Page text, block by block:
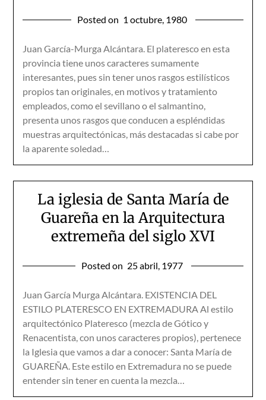
Posted on 1 octubre, 1980
Juan García-Murga Alcántara. El plateresco en esta
provincia tiene unos caracteres sumamente
interesantes, pues sin tener unos rasgos estilísticos
propios tan originales, en motivos y tratamiento
empleados, como el sevillano o el salmantino,
presenta unos rasgos que conducen a espléndidas
muestras arquitectónicas, más destacadas si cabe por
la aparente soledad…
La iglesia de Santa María de
Guareña en la Arquitectura
extremeña del siglo XVI
Posted on 25 abril, 1977
Juan García Murga Alcántara. EXISTENCIA DEL
ESTILO PLATERESCO EN EXTREMADURA Al estilo
arquitectónico Plateresco (mezcla de Gótico y
Renacentista, con unos caracteres propios), pertenece
la Iglesia que vamos a dar a conocer: Santa María de
GUAREÑA. Este estilo en Extremadura no se puede
entender sin tener en cuenta la mezcla…